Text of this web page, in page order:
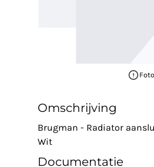
Omschrijving
Brugman - Radiator
Wit
Documentatie